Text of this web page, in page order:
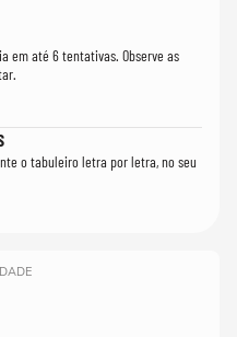
em até 6 tentativas. Observe as
o tabuleiro letra por letra, no seu